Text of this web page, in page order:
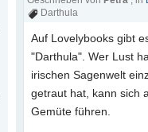
Darthula
Auf Lovelybooks gibt
"Darthula". Wer Lust
irischen Sagenwelt
getraut hat, kann sich
Gemüte führen.